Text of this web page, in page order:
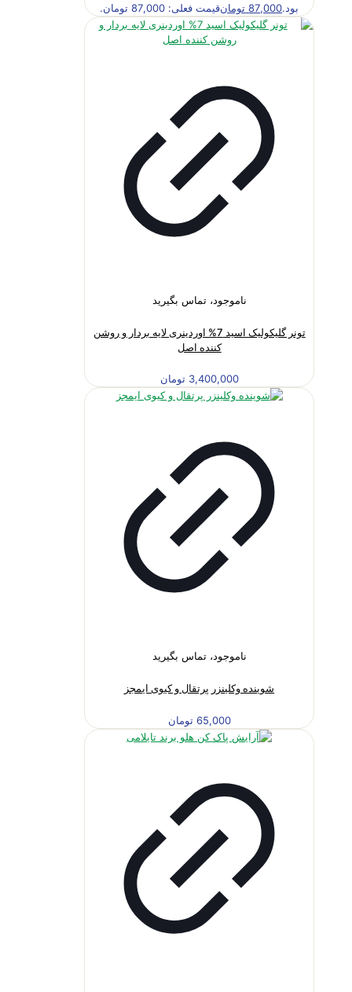
بود.87,000 تومانقیمت فعلی: 87,000 تومان.
ناموجود، تماس بگیرید
تونر گلیکولیک اسید 7% اوردینری لایه بردار و روشن
کننده اصل
3,400,000 تومان
ناموجود، تماس بگیرید
شوینده وکلینزر پرتقال و کیوی ایمجز
65,000 تومان